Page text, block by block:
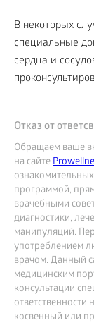
В некоторых
специальные
сердца и
Отказ от
Обращаем ваше
на сайте
программой,
врачебными
диагностики,
манипуляций.
употреблением
врачом. Данный
медицинским
консультации
косвенный или